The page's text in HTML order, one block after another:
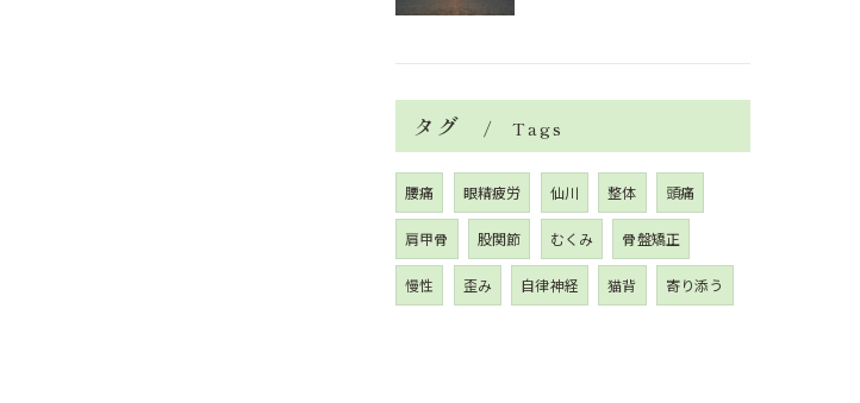
タグ Tags
腰痛 眼精疲労 仙川 整体 頭痛
肩甲骨 股関節 むくみ 骨盤矯正
慢性 歪み 自律神経 猫背 寄り添う